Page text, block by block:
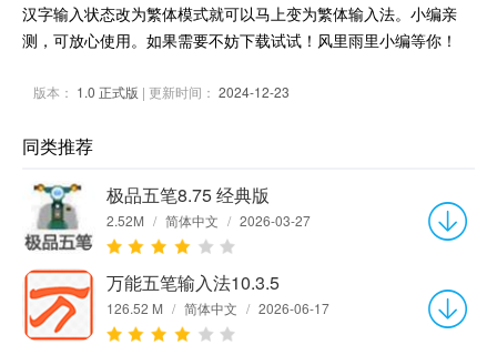
汉字输入状态改为繁体模式就可以马上变为繁体输入法。小编亲
测，可放心使用。如果需要不妨下载试试！风里雨里小编等你！
版本： 1.0 正式版 | 更新时间： 2024-12-23
同类推荐
极品五笔8.75 经典版
2.52M / 简体中文 / 2026-03-27
万能五笔输入法10.3.5
126.52 M / 简体中文 / 2026-06-17